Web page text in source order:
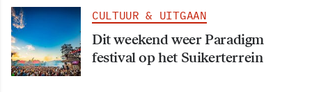
CULTUUR & UITGAAN
Dit weekend weer Paradigm
festival op het Suikerterrein